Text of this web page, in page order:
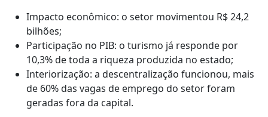
Impacto econômico: o setor movimentou R$ 24,2
bilhões;
Participação no PIB: o turismo já responde por
10,3% de toda a riqueza produzida no estado;
Interiorização: a descentralização funcionou, mais
de 60% das vagas de emprego do setor foram
geradas fora da capital.